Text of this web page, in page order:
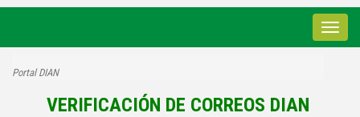
Portal DIAN
VERIFICACIÓN DE CORREOS DIAN